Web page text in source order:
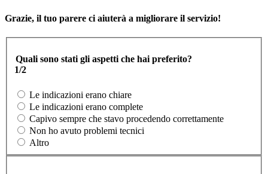
Grazie, il tuo parere ci aiuterà a migliorare il servizio!
Quali sono stati gli aspetti che hai preferito?
1/2
Le indicazioni erano chiare
Le indicazioni erano complete
Capivo sempre che stavo procedendo correttamente
Non ho avuto problemi tecnici
Altro